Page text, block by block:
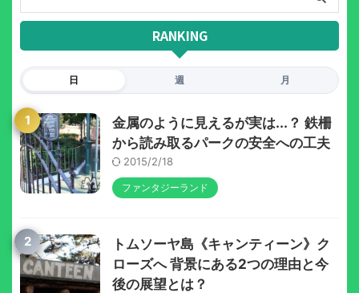
RANKING
日 週 月
1
金属のように見えるが実は...？ 鉄柵
から読み取るパークの安全への工夫
2015/2/18
ファンタジーランド
2
トムソーヤ島《キャンティーン》ク
ローズへ 背景にある2つの理由と今
後の展望とは？